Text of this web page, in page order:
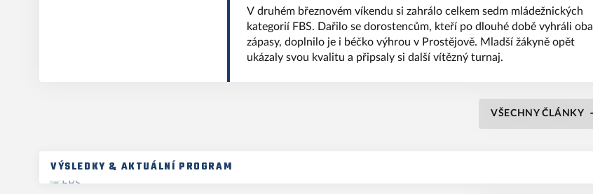
V druhém březnovém víkendu si zahrálo celkem sedm mládežnických
kategorií FBS. Dařilo se dorostencům, kteří po dlouhé době vyhráli oba
zápasy, doplnilo je i béčko výhrou v Prostějově. Mladší žákyně opět
ukázaly svou kvalitu a připsaly si další vítězný turnaj.
VŠECHNY ČLÁNKY
VÝSLEDKY & AKTUÁLNÍ PROGRAM